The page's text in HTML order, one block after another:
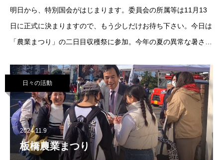
明日から、特別国会がはじまります。委員会の所属等は11月13
日に正式に決まりますので、もう少しだけお待ち下さい。今日は
「農業まつり」の二日目収穫祭に参加。今年の夏の異常な暑さで
た。温かい「けんちん汁」の美味しさが身に染み
日々の活動
2024.11.9
板橋農業まつり